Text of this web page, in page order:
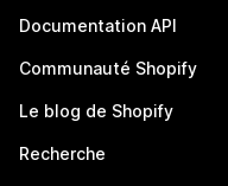
Documentation API
Communauté Shopify
Le blog de Shopify
Recherche